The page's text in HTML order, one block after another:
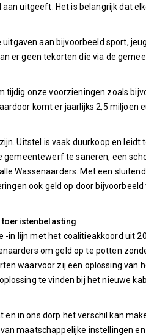
uitgeeft. Het is belangrijk dat
aan bijvoorbeeld sport,
geen tekorten die via de
onze voorzieningen zoals
komt er jaarlijks 2,5 miljoen
Uitstel is vaak duurkoop en
te saneren, een
Wassenaarders. Met een
ook geld op door
in lijn met het coalitieakkoord uit
om geld op te potten
waarvoor zij een oplossing van
te vinden bij het nieuwe
in ons dorp het verschil kan
maatschappelijke instellingen